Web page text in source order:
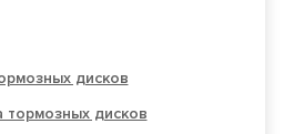
дисков
тормозных дисков